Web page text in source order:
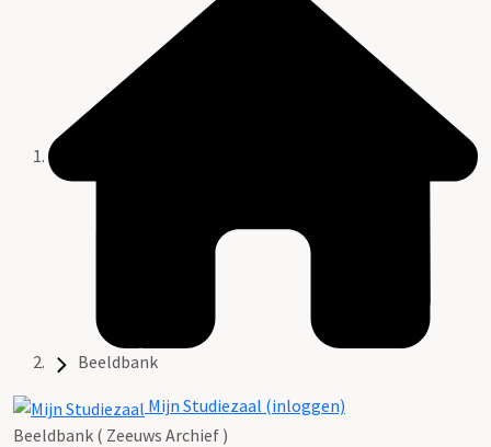
Beeldbank
Mijn Studiezaal (inloggen)
Beeldbank ( Zeeuws Archief )